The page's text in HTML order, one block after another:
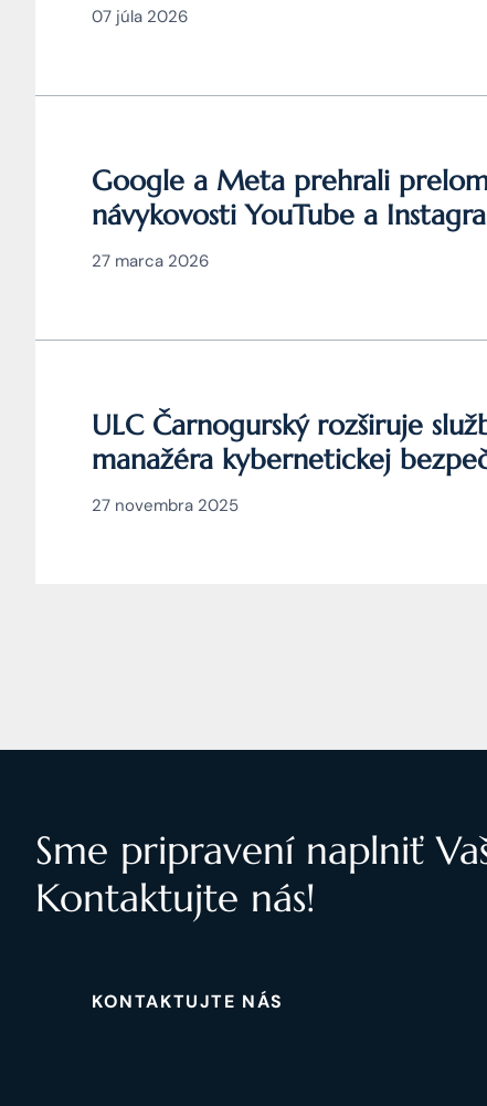
07 júla 2026
Google a Meta prehrali
návykovosti YouTube a
27 marca 2026
ULC Čarnogurský rozširuje
manažéra kybernetickej
27 novembra 2025
Sme pripravení naplniť
Kontaktujte nás!
KONTAKTUJTE NÁS